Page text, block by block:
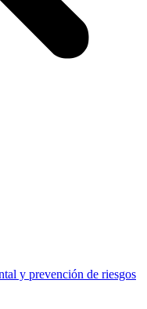
y prevención de riesgos